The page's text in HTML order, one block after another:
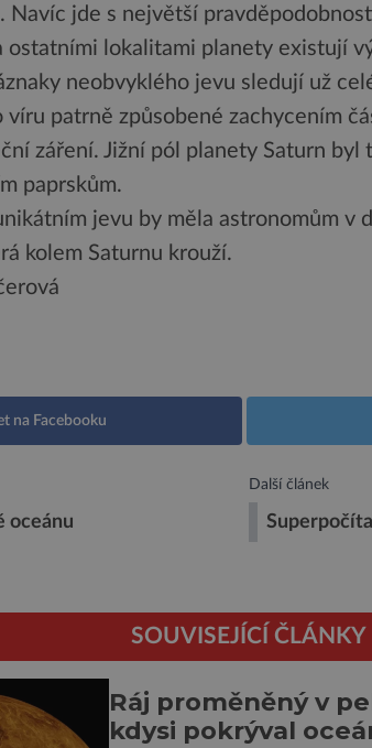
Navíc jde s největší
ostatními lokalitami planety existují
neobvyklého jevu sledují už
patrně způsobené zachycením
záření. Jižní pól planety Saturn
paprskům.
jevu by měla astronomům v
kolem Saturnu krouží.
na Facebooku
oceánu
Další článek
SOUVISEJÍCÍ ČLÁNKY
Ráj proměněný v
kdysi pokrýval